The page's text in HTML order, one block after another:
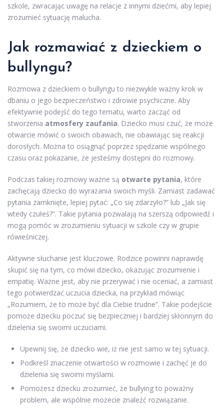
szkole, zwracając uwagę na relacje z innymi dziećmi, aby lepiej
zrozumieć sytuację malucha.
Jak rozmawiać z dzieckiem o
bullyngu?
Rozmowa z dzieckiem o bullyngu to niezwykle ważny krok w
dbaniu o jego bezpieczeństwo i zdrowie psychiczne. Aby
efektywnie podejść do tego tematu, warto zacząć od
stworzenia atmosfery zaufania. Dziecko musi czuć, że może
otwarcie mówić o swoich obawach, nie obawiając się reakcji
dorosłych. Można to osiągnąć poprzez spędzanie wspólnego
czasu oraz pokazanie, że jesteśmy dostępni do rozmowy.
Podczas takiej rozmowy ważne są otwarte pytania, które
zachęcają dziecko do wyrażania swoich myśli. Zamiast zadawać
pytania zamknięte, lepiej pytać: „Co się zdarzyło?” lub „Jak się
wtedy czułeś?”. Takie pytania pozwalają na szerszą odpowiedź i
mogą pomóc w zrozumieniu sytuacji w szkole czy w grupie
rówieśniczej.
Aktywne słuchanie jest kluczowe. Rodzice powinni naprawdę
skupić się na tym, co mówi dziecko, okazując zrozumienie i
empatię. Ważne jest, aby nie przerywać i nie oceniać, a zamiast
tego potwierdzać uczucia dziecka, na przykład mówiąc
„Rozumiem, że to może być dla Ciebie trudne”. Takie podejście
pomoże dziecku poczuć się bezpieczniej i bardziej skłonnym do
dzielenia się swoimi uczuciami.
Upewnij się, że dziecko wie, iż nie jest samo w tej sytuacji.
Podkreśl znaczenie otwartości w rozmowie i zachęć je do
dzielenia się swoimi myślami.
Pomożesz dziecku zrozumieć, że bullying to poważny
problem, ale wspólnie możecie znaleźć rozwiązanie.